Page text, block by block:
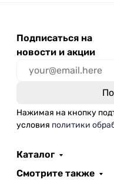
Подписаться на
новости и акции
Нажимая на кнопку
условия политики
Каталог
Смотрите также